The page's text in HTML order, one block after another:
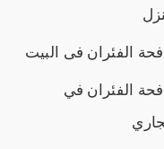
الفئران فى البيت
الفئران في